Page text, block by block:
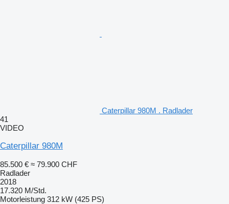
Caterpillar 980M . Radlader
41
VIDEO
Caterpillar 980M
85.500 € ≈ 79.900 CHF
Radlader
2018
17.320 M/Std.
Motorleistung 312 kW (425 PS)